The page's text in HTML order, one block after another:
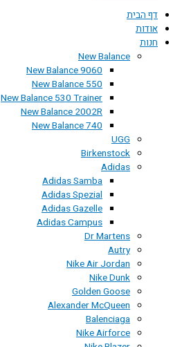
דף הבית
אודות
חנות
New Balance
New Balance 9060
New Balance 550
New Balance 530 Trainer
New Balance 2002R
New Balance 740
UGG
Birkenstock
Adidas
Adidas Samba
Adidas Spezial
Adidas Gazelle
Adidas Campus
Dr Martens
Autry
Nike Air Jordan
Nike Dunk
Golden Goose
Alexander McQueen
Balenciaga
Nike Airforce